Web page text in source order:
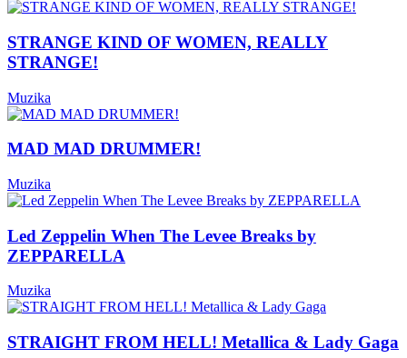
STRANGE KIND OF WOMEN, REALLY
STRANGE!
Muzika
MAD MAD DRUMMER!
Muzika
Led Zeppelin When The Levee Breaks by
ZEPPARELLA
Muzika
STRAIGHT FROM HELL! Metallica & Lady Gaga